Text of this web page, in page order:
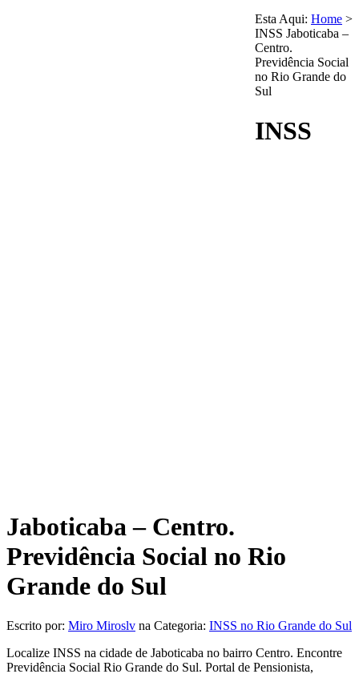
Esta Aqui: Home >
INSS Jaboticaba –
Centro.
Previdência Social
no Rio Grande do
Sul
INSS
Jaboticaba – Centro.
Previdência Social no Rio
Grande do Sul
Escrito por: Miro Miroslv na Categoria: INSS no Rio Grande do Sul
Localize INSS na cidade de Jaboticaba no bairro Centro. Encontre
Previdência Social Rio Grande do Sul. Portal de Pensionista,